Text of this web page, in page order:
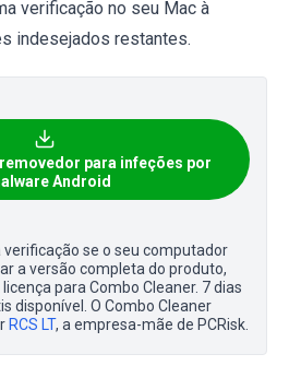
verificação no seu Mac à
indesejados restantes.
removedor para infeções por
Android
se o seu computador
a versão completa do produto,
para Combo Cleaner. 7 dias
disponível. O Combo Cleaner
RCS LT, a empresa-mãe de PCRisk.